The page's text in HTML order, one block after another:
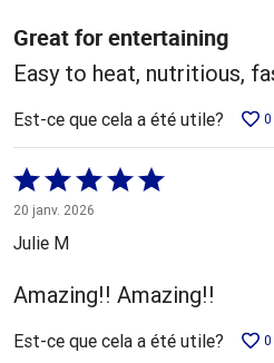
Great for entertaining
Easy to heat, nutritious,
Est-ce que cela a été utile? 0
Coté
5 sur
5
20 janv. 2026
Julie M
Amazing!! Amazing!!
Est-ce que cela a été utile? 0